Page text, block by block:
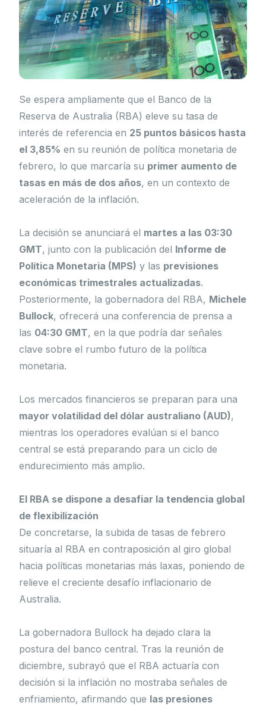
Se espera ampliamente que el Banco de la
Reserva de Australia (RBA) eleve su tasa de
interés de referencia en 25 puntos básicos hasta
el 3,85% en su reunión de política monetaria de
febrero, lo que marcaría su primer aumento de
tasas en más de dos años, en un contexto de
aceleración de la inflación.
La decisión se anunciará el martes a las 03:30
GMT, junto con la publicación del Informe de
Política Monetaria (MPS) y las previsiones
económicas trimestrales actualizadas.
Posteriormente, la gobernadora del RBA, Michele
Bullock, ofrecerá una conferencia de prensa a
las 04:30 GMT, en la que podría dar señales
clave sobre el rumbo futuro de la política
monetaria.
Los mercados financieros se preparan para una
mayor volatilidad del dólar australiano (AUD),
mientras los operadores evalúan si el banco
central se está preparando para un ciclo de
endurecimiento más amplio.
El RBA se dispone a desafiar la tendencia global
de flexibilización
De concretarse, la subida de tasas de febrero
situaría al RBA en contraposición al giro global
hacia políticas monetarias más laxas, poniendo de
relieve el creciente desafío inflacionario de
Australia.
La gobernadora Bullock ha dejado clara la
postura del banco central. Tras la reunión de
diciembre, subrayó que el RBA actuaría con
decisión si la inflación no mostraba señales de
enfriamiento, afirmando que las presiones